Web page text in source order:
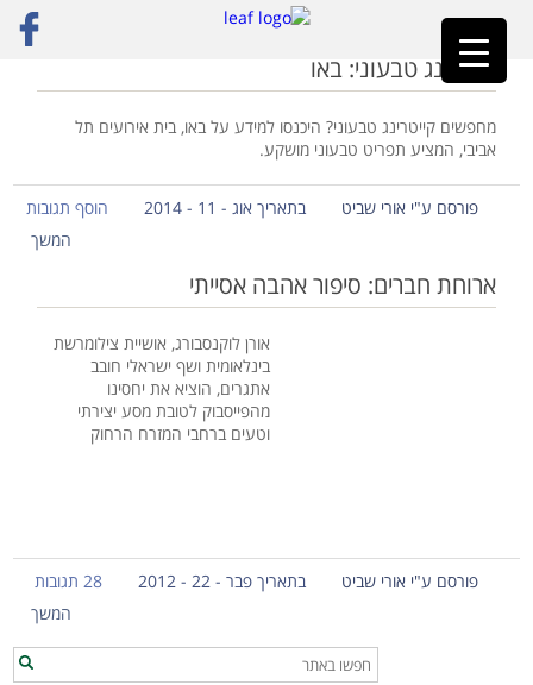
ראשי»באו
קייטרינג טבעוני: באו
מחפשים קייטרינג טבעוני? היכנסו למידע על באו, בית אירועים תל
אביבי, המציע תפריט טבעוני מושקע.
פורסם ע"י אורי שביט בתאריך אוג - 11 - 2014
הוסף תגובות
המשך
ארוחת חברים: סיפור אהבה אסייתי
אורן לוקנסבורג, אושיית צילומרשת
בינלאומית ושף ישראלי חובב
אתגרים, הוציא את יחסינו
מהפייסבוק לטובת מסע יצירתי
וטעים ברחבי המזרח הרחוק
פורסם ע"י אורי שביט בתאריך פבר - 22 - 2012
28 תגובות
המשך